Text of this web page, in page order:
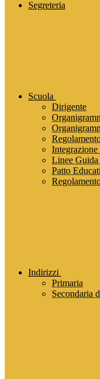
Segreteria
Scuola
Dirigente
Linee
Patto
Indirizzi
Primaria
Secondaria